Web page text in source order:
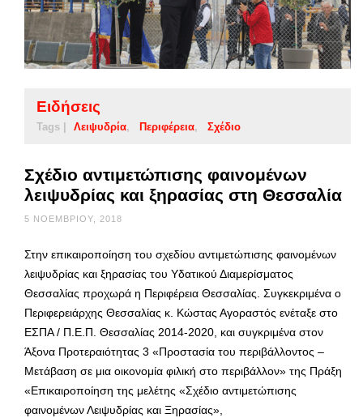
Ειδήσεις
Tags | Λειψυδρία Περιφέρεια Σχέδιο
Σχέδιο αντιμετώπισης φαινομένων
λειψυδρίας και ξηρασίας στη Θεσσαλία
5 ΝΟΕΜΒΡΊΟΥ, 2018
Στην επικαιροποίηση του σχεδίου αντιμετώπισης φαινομένων
λειψυδρίας και ξηρασίας του Υδατικού Διαμερίσματος
Θεσσαλίας προχωρά η Περιφέρεια Θεσσαλίας. Συγκεκριμένα ο
Περιφερειάρχης Θεσσαλίας κ. Κώστας Αγοραστός ενέταξε στο
ΕΣΠΑ / Π.Ε.Π. Θεσσαλίας 2014-2020, και συγκριμένα στον
Άξονα Προτεραιότητας 3 «Προστασία του περιβάλλοντος –
Μετάβαση σε μια οικονομία φιλική στο περιβάλλον» της Πράξη
«Επικαιροποίηση της μελέτης «Σχέδιο αντιμετώπισης
φαινομένων Λειψυδρίας και Ξηρασίας»,